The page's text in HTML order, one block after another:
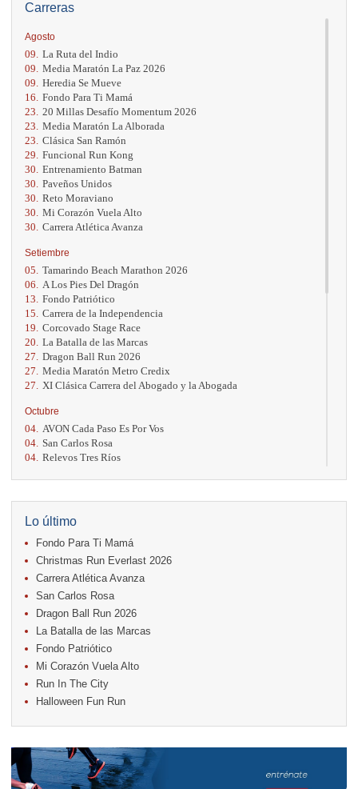
Carreras
Agosto
09. La Ruta del Indio
09. Media Maratón La Paz 2026
09. Heredia Se Mueve
16. Fondo Para Ti Mamá
23. 20 Millas Desafío Momentum 2026
23. Media Maratón La Alborada
23. Clásica San Ramón
29. Funcional Run Kong
30. Entrenamiento Batman
30. Paveños Unidos
30. Reto Moraviano
30. Mi Corazón Vuela Alto
30. Carrera Atlética Avanza
Setiembre
05. Tamarindo Beach Marathon 2026
06.
A Los Pies Del Dragón
13. Fondo Patriótico
15. Carrera de la Independencia
19. Corcovado Stage Race
20. La Batalla de las Marcas
27. Dragon Ball Run 2026
27. Media Maratón Metro Credix
27.
XI Clásica Carrera del Abogado y la Abogada
Octubre
04. AVON Cada Paso Es Por Vos
04. San Carlos Rosa
04. Relevos Tres Ríos
17. Caribe Paradise Run
18.
Casa Turire Trail Run
18. Warriors Run Circuit
18. Samsung Jacó Beach Half Marathon 2026
25. KRun by Under Armour
25. Run Alajuela
Noviembre
08. Lindora Run
15. Entre Pan y Rosas
Diciembre
06. Trail Vulcania 2026
12. Media Maratón Puntarenas 2026
Lo último
Fondo Para Ti Mamá
Christmas Run Everlast 2026
Carrera Atlética Avanza
San Carlos Rosa
Dragon Ball Run 2026
La Batalla de las Marcas
Fondo Patriótico
Mi Corazón Vuela Alto
Run In The City
Halloween Fun Run